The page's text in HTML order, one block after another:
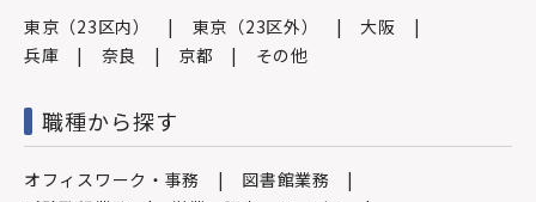
東京（23区内） 東京（23区外）
大阪
兵庫
奈良 京都 その他
職種から探す
オフィスワーク・事務
図書館業務